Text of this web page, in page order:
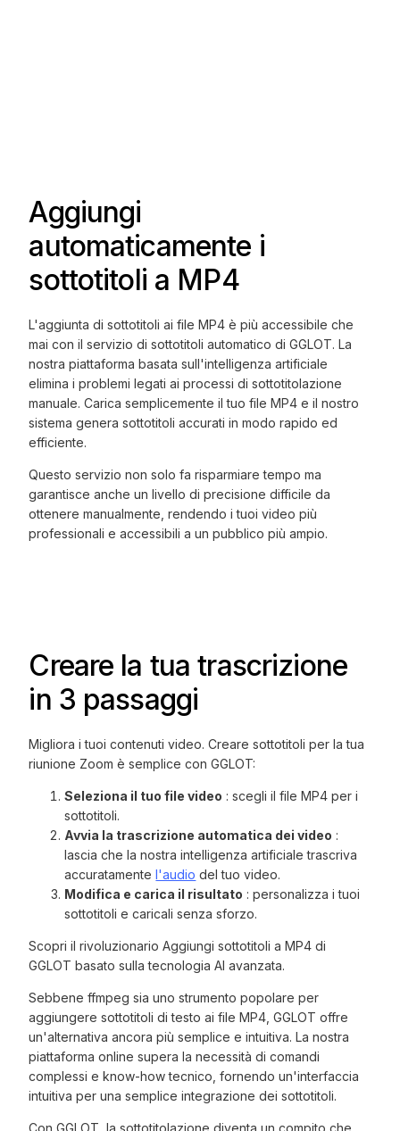
Aggiungi
automaticamente i
sottotitoli a MP4
L'aggiunta di sottotitoli ai file MP4 è più accessibile che
mai con il servizio di sottotitoli automatico di GGLOT. La
nostra piattaforma basata sull'intelligenza artificiale
elimina i problemi legati ai processi di sottotitolazione
manuale. Carica semplicemente il tuo file MP4 e il nostro
sistema genera sottotitoli accurati in modo rapido ed
efficiente.
Questo servizio non solo fa risparmiare tempo ma
garantisce anche un livello di precisione difficile da
ottenere manualmente, rendendo i tuoi video più
professionali e accessibili a un pubblico più ampio.
Creare la tua trascrizione
in 3 passaggi
Migliora i tuoi contenuti video. Creare sottotitoli per la tua
riunione Zoom è semplice con GGLOT:
Seleziona il tuo file video : scegli il file MP4 per i
sottotitoli.
Avvia la trascrizione automatica dei video :
lascia che la nostra intelligenza artificiale trascriva
accuratamente l'audio del tuo video.
Modifica e carica il risultato : personalizza i tuoi
sottotitoli e caricali senza sforzo.
Scopri il rivoluzionario Aggiungi sottotitoli a MP4 di
GGLOT basato sulla tecnologia AI avanzata.
Sebbene ffmpeg sia uno strumento popolare per
aggiungere sottotitoli di testo ai file MP4, GGLOT offre
un'alternativa ancora più semplice e intuitiva. La nostra
piattaforma online supera la necessità di comandi
complessi e know-how tecnico, fornendo un'interfaccia
intuitiva per una semplice integrazione dei sottotitoli.